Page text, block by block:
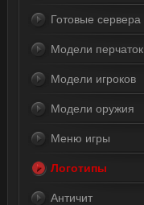
Готовые сервера
Модели перчаток
Модели игроков
Модели оружия
Меню игры
Логотипы
Античит